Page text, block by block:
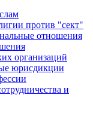
против "сект"
отношения
организаций
юрисдикции
и